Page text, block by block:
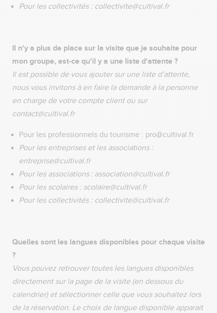
Pour les collectivités : collectivite@cultival.fr
Il n'y a plus de place sur la visite que je souhaite pour
mon groupe, est-ce qu'il y a une liste d'attente ?
Il est possible de vous ajouter sur une liste d’attente,
nous vous invitons à en faire la demande à la personne
en charge de votre compte client ou sur
contact@cultival.fr
Pour les professionnels du tourisme : pro@cultival.fr
Pour les entreprises et les associations :
entreprise@cultival.fr
Pour les associations : association@cultival.fr
Pour les scolaires : scolaire@cultival.fr
Pour les collectivités : collectivite@cultival.fr
Quelles sont les langues disponibles pour chaque visite
?
Vous pouvez retrouver toutes les langues disponibles
directement sur la page de la visite (en dessous du
calendrier) et sélectionner celle que vous souhaitez lors
de la réservation. Le choix de langue disponible apparait